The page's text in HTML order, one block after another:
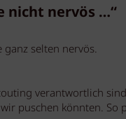
nicht nervös …“
selten nervös.
verantwortlich
puschen könnten.